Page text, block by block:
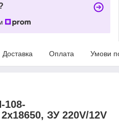
Доставка Оплата Умови
108-
ЗУ 220V/12V